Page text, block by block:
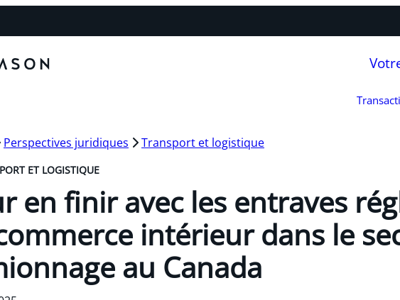
Perspectives juridiques Transport et logistique
ET LOGISTIQUE
en finir avec les entraves
intérieur dans le
au Canada